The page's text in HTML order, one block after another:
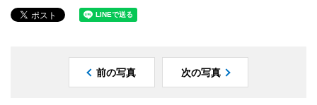
前の写真 次の写真